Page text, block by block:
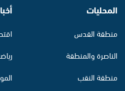
المحليات
منطقة القدس
الناصرة والمنطقة
منطقة النقب